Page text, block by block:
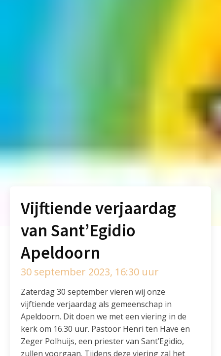
Vijftiende verjaardag
van Sant’Egidio
Apeldoorn
30 september 2023, 16:30 uur
Zaterdag 30 september vieren wij onze
vijftiende verjaardag als gemeenschap in
Apeldoorn. Dit doen we met een viering in de
kerk om 16.30 uur. Pastoor Henri ten Have en
Zeger Polhuijs, een priester van Sant’Egidio,
zullen voorgaan. Tijdens deze viering zal het